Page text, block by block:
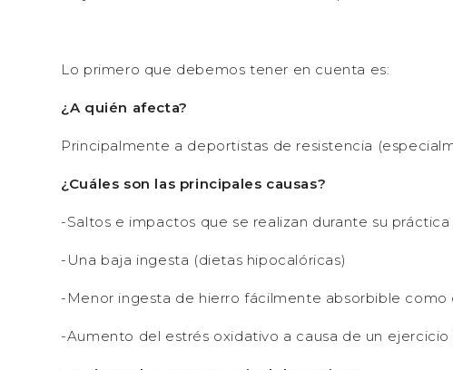
Lo primero que debemos tener en cuenta es:
¿A quién afecta?
Principalmente a deportistas de resistencia
¿Cuáles son las principales causas?
-Saltos e impactos que se realizan durante su
-Una baja ingesta (dietas hipocalóricas)
-Menor ingesta de hierro fácilmente absorbible como
-Aumento del estrés oxidativo a causa de un ejercicio